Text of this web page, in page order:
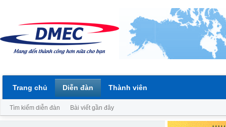
Trang chủ Diễn đàn
Tìm kiếm diễn đàn Bài viết gần đây
Thành viên